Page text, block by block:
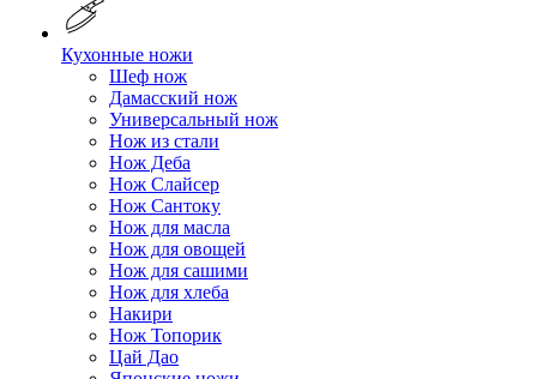
Кухонные ножи
Шеф нож
Дамасский нож
Универсальный нож
Нож из стали
Нож Деба
Нож Слайсер
Нож Сантоку
Нож для масла
Нож для овощей
Нож для сашими
Нож для хлеба
Накири
Нож Топорик
Цай Дао